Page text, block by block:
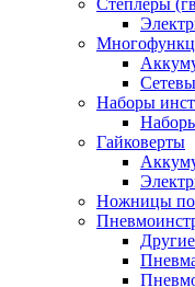
Степлеры
Наборы
Гайковерты
Ножницы по